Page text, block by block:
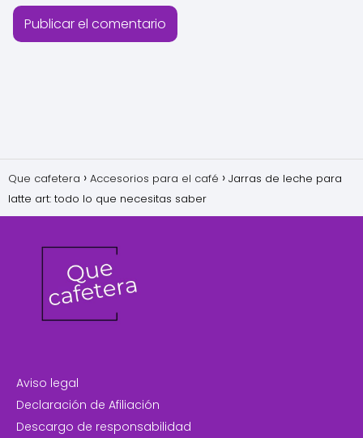
Que cafetera Accesorios para el café
Jarras de leche para
latte art: todo lo que necesitas saber
Aviso legal
Declaración de Afiliación
Descargo de responsabilidad